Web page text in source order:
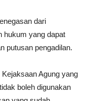
dari
hukum yang dapat
putusan pengadilan.
Agung yang
boleh digunakan